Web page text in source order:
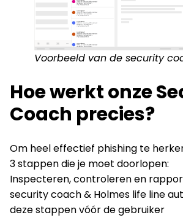
Voorbeeld van de security
Hoe werkt onze
Coach precies?
Om heel effectief phishing te
3 stappen die je moet doorlopen:
Inspecteren, controleren en
security coach & Holmes life line
deze stappen vóór de gebruiker